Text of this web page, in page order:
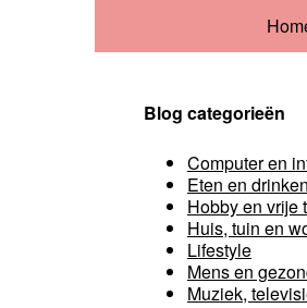
Blog categorieën
Computer en
Eten en drinken
Hobby en vrije
Huis, tuin en
Lifestyle
Mens en
Muziek,